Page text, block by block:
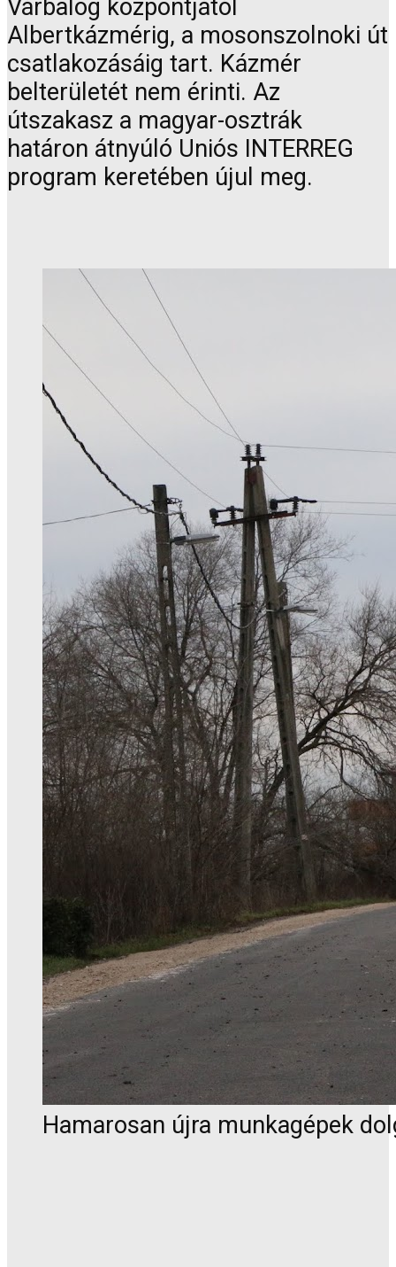
Várbalog központjától
Albertkázmérig, a mosonszolnoki út
csatlakozásáig tart. Kázmér
belterületét nem érinti. Az
útszakasz a magyar-osztrák
határon átnyúló Uniós INTERREG
program keretében újul meg.
Hamarosan újra munkagépek